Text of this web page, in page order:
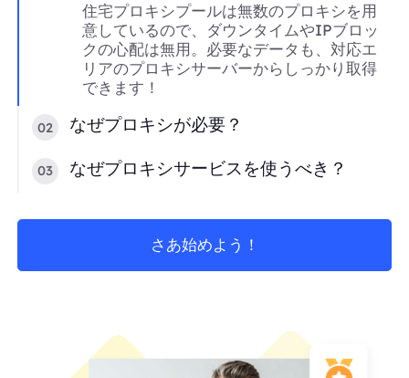
住宅プロキシプールは無数のプロキシを用
意しているので、ダウンタイムやIPブロッ
クの心配は無用。必要なデータも、対応エ
リアのプロキシサーバーからしっかり取得
できます！
02 なぜプロキシが必要？
03 なぜプロキシサービスを使うべき？
さあ始めよう！